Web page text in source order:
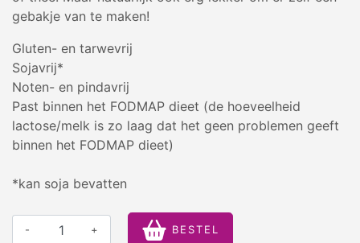
gebakje van te maken!
Gluten- en tarwevrij
Sojavrij*
Noten- en pindavrij
Past binnen het FODMAP dieet (de hoeveelheid
lactose/melk is zo laag dat het geen problemen geeft
binnen het FODMAP dieet)
*kan soja bevatten
- + BESTEL